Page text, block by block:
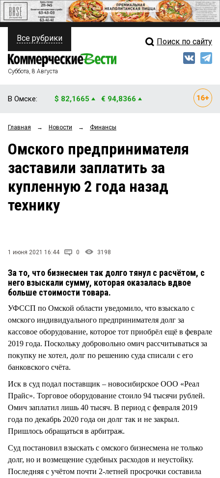
ПОЛИТИКА
ФИНАНСЫ
ОБЩЕСТВО
ЗАКОН
Свежий выпуск
Рейтинги
Блоги
Архив
Все рубрики Поиск по сайту
Суббота, 8 Августа
В Омске: $ 82,1665 € 94,8366
Главная → Новости → Финансы
Омского предпринимателя
заставили заплатить за
купленную 2 года назад
технику
1 июня 2021 16:44 0 3198
За то, что бизнесмен так долго тянул с расчётом, с
него взыскали сумму, которая оказалась вдвое
больше стоимости товара.
УФССП по Омской области уведомило, что взыскало с
омского индивидуального предпринимателя долг за
кассовое оборудование, которое тот приобрёл ещё в феврале
2019 года. Поскольку добровольно омич рассчитываться за
покупку не хотел, долг по решению суда списали с его
банковского счёта.
Иск в суд подал поставщик – новосибирское ООО «Реал
Прайс». Торговое оборудование стоило 94 тысячи рублей.
Омич заплатил лишь 40 тысяч. В период с февраля 2019
года по декабрь 2020 года он долг так и не закрыл.
Пришлось обращаться в арбитраж.
Суд постановил взыскать с омского бизнесмена не только
долг, но и возмещение судебных расходов и неустойку.
Последняя с учётом почти 2-летней просрочки составила